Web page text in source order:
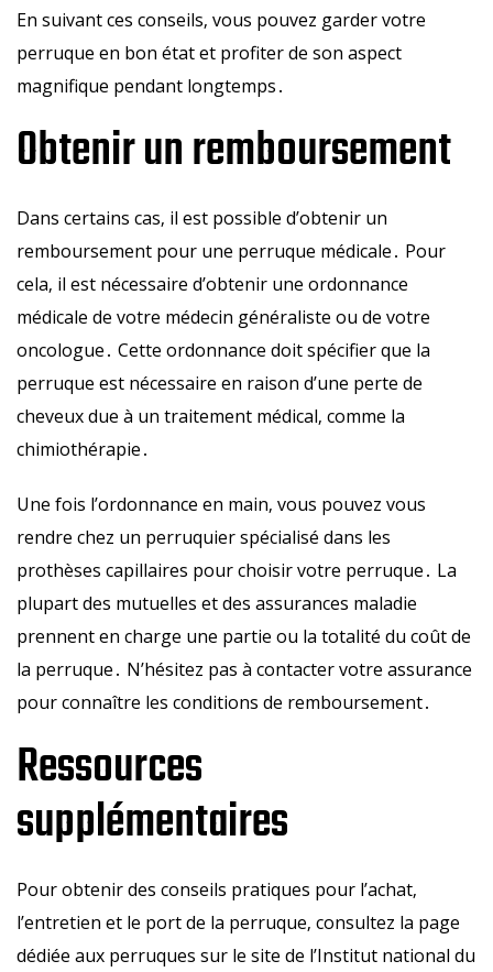
En suivant ces conseils‚ vous pouvez garder votre
perruque en bon état et profiter de son aspect
magnifique pendant longtemps․
Obtenir un remboursement
Dans certains cas‚ il est possible d’obtenir un
remboursement pour une perruque médicale․ Pour
cela‚ il est nécessaire d’obtenir une ordonnance
médicale de votre médecin généraliste ou de votre
oncologue․ Cette ordonnance doit spécifier que la
perruque est nécessaire en raison d’une perte de
cheveux due à un traitement médical‚ comme la
chimiothérapie․
Une fois l’ordonnance en main‚ vous pouvez vous
rendre chez un perruquier spécialisé dans les
prothèses capillaires pour choisir votre perruque․ La
plupart des mutuelles et des assurances maladie
prennent en charge une partie ou la totalité du coût de
la perruque․ N’hésitez pas à contacter votre assurance
pour connaître les conditions de remboursement․
Ressources
supplémentaires
Pour obtenir des conseils pratiques pour l’achat‚
l’entretien et le port de la perruque‚ consultez la page
dédiée aux perruques sur le site de l’Institut national du